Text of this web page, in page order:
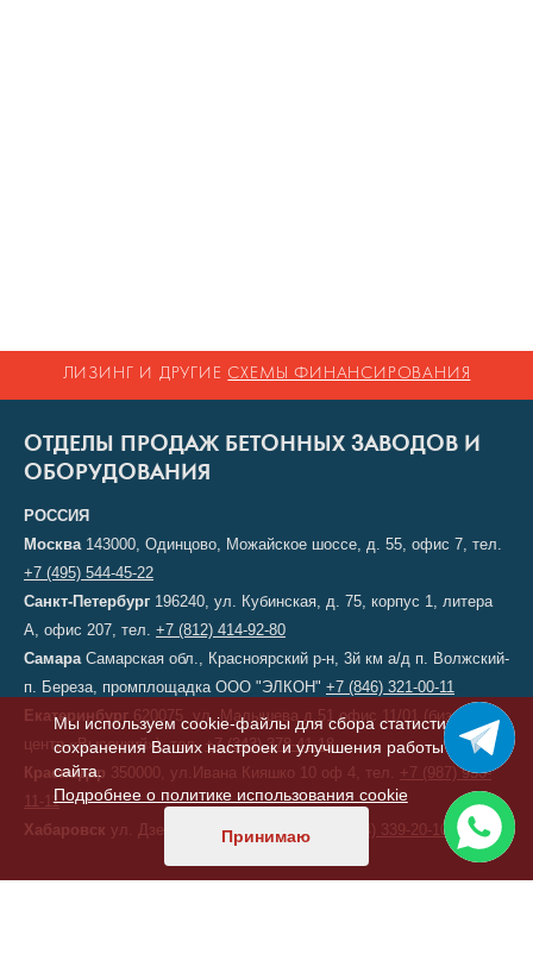
ЛИЗИНГ И ДРУГИЕ СХЕМЫ ФИНАНСИРОВАНИЯ
ОТДЕЛЫ ПРОДАЖ БЕТОННЫХ ЗАВОДОВ И
ОБОРУДОВАНИЯ
РОССИЯ
Москва143000, Одинцово, Можайское шоссе, д. 55, офис 7, тел.
+7 (495) 544-45-22
Санкт-Петербург 196240, ул. Кубинская, д. 75, корпус 1, литера
А, офис 207, тел. +7 (812) 414-92-80
СамараСамарская обл., Красноярский р-н, 3й км а/д п. Волжский-
п. Береза, промплощадка ООО "ЭЛКОН" +7 (846) 321-00-11
Екатеринбург 620075, ул. Малышева д.51 офис 11/01 (бизнес-
центр «Высоцкий»), тел. +7 (343) 378-41-18
Краснодар 350000, ул.Ивана Кияшко 10 оф 4, тел. +7 (987) 950-
11-11
Хабаровск ул. Дзержинского, д. 6, тел. +7 (914) 339-20-10
Мы используем cookie-файлы для сбора статистики,
сохранения Ваших настроек и улучшения работы
сайта.
Подробнее о политике использования cookie
Принимаю